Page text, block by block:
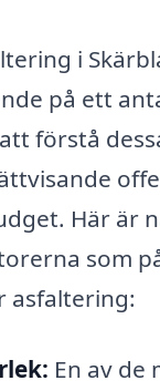
i
på ett
förstå
Här är
som
asfaltering:
En av de